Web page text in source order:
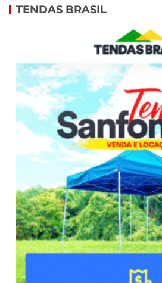
TENDAS BRASIL